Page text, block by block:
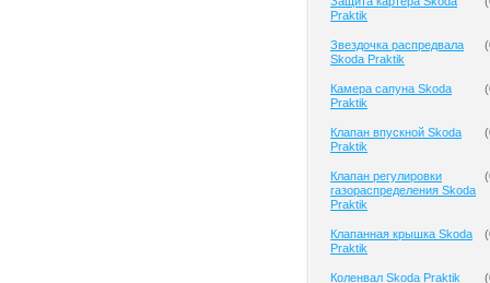
Praktik
Звездочка распредвала
Skoda Praktik
(
Камера сапуна Skoda
Praktik
(
Клапан впускной Skoda
Praktik
(
Клапан регулировки
газораспределения Skoda
Praktik
(
Клапанная крышка Skoda
Praktik
(
Коленвал Skoda Praktik (